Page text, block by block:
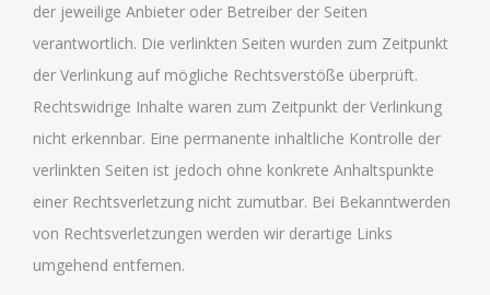
der jeweilige Anbieter oder Betreiber der Seiten
verantwortlich. Die verlinkten Seiten wurden zum Zeitpunkt
der Verlinkung auf mögliche Rechtsverstöße überprüft.
Rechtswidrige Inhalte waren zum Zeitpunkt der Verlinkung
nicht erkennbar. Eine permanente inhaltliche Kontrolle der
verlinkten Seiten ist jedoch ohne konkrete Anhaltspunkte
einer Rechtsverletzung nicht zumutbar. Bei Bekanntwerden
von Rechtsverletzungen werden wir derartige Links
umgehend entfernen.